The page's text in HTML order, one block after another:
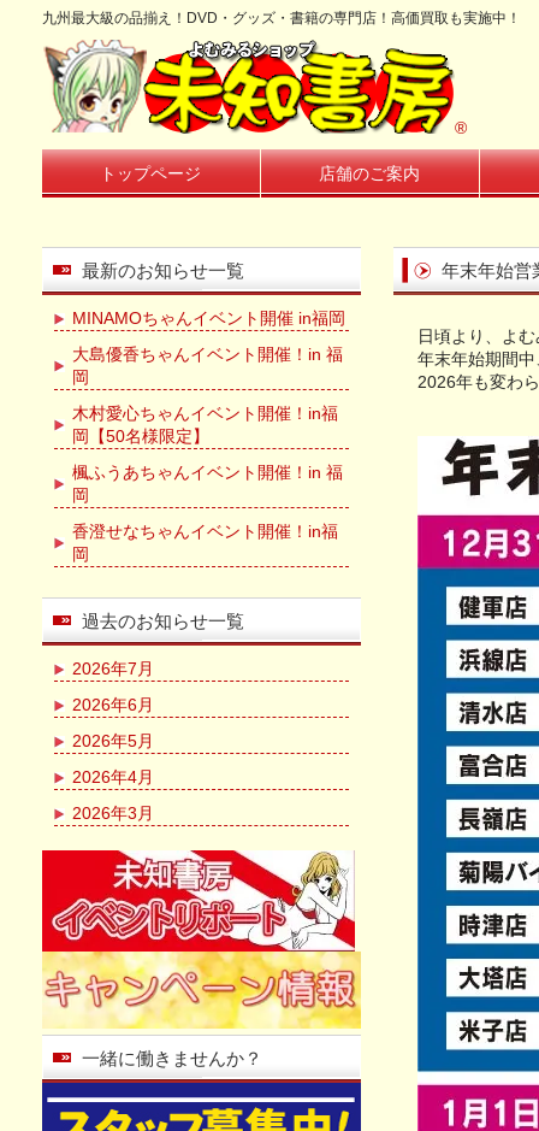
九州最大級の品揃え！DVD・グッズ・書籍の専門店！高価買取も実施中！
®
トップページ 店舗のご案内
年末年始営
日頃より、よ
年末年始期間
2026年も変わ
最新のお知らせ一覧
MINAMOちゃんイベント開催 in福岡
大島優香ちゃんイベント開催！in 福
岡
木村愛心ちゃんイベント開催！in福
岡【50名様限定】
楓ふうあちゃんイベント開催！in 福
岡
香澄せなちゃんイベント開催！in福
岡
過去のお知らせ一覧
2026年7月
2026年6月
2026年5月
2026年4月
2026年3月
一緒に働きませんか？